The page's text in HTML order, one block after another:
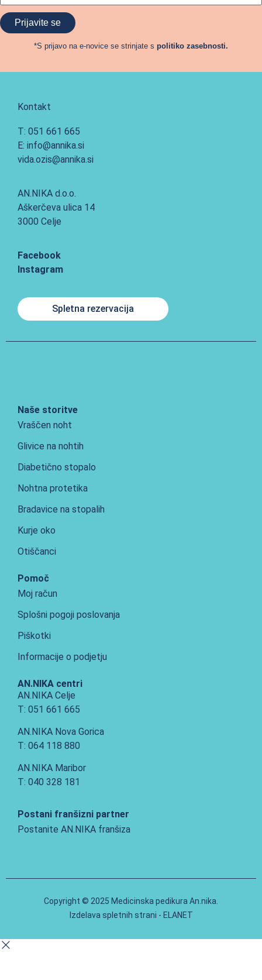
*S prijavo na e-novice se strinjate s politiko zasebnosti.
Kontakt
T: 051 661 665
E: info@annika.si
vida.ozis@annika.si
AN.NIKA d.o.o.
Aškerčeva ulica 14
3000 Celje
Facebook
Instagram
Spletna rezervacija
Naše storitve
Vraščen noht
Glivice na nohtih
Diabetično stopalo
Nohtna protetika
Bradavice na stopalih
Kurje oko
Otiščanci
Pomoč
Moj račun
Splošni pogoji poslovanja
Piškotki
Informacije o podjetju
AN.NIKA centri
AN.NIKA Celje
T: 051 661 665
AN.NIKA Nova Gorica
T: 064 118 880
AN.NIKA Maribor
T: 040 328 181
Postani franšizni partner
Postanite AN.NIKA franšiza
Copyright © 2025 Medicinska pedikura An.nika.
Izdelava spletnih strani - ELANET